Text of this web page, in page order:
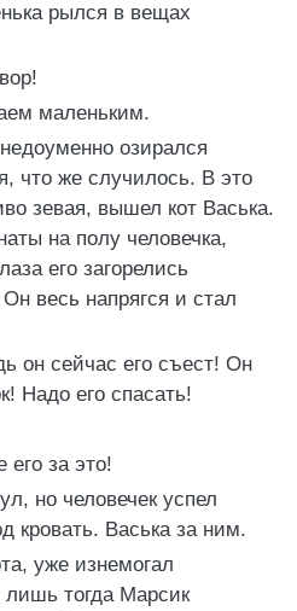
рылся в вещах
маленьким.
озирался
что же случилось. В это
зевая, вышел кот Васька.
на полу человечка,
его загорелись
весь напрягся и стал
он сейчас его съест! Он
Надо его спасать!
за это!
но человечек успел
кровать. Васька за ним.
уже изнемогал
лишь тогда Марсик